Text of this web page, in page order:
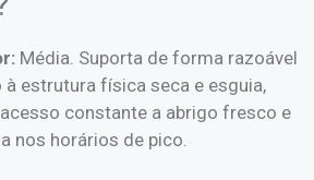
Média. Suporta de forma razoável
estrutura física seca e esguia,
constante a abrigo fresco e
nos horários de pico.